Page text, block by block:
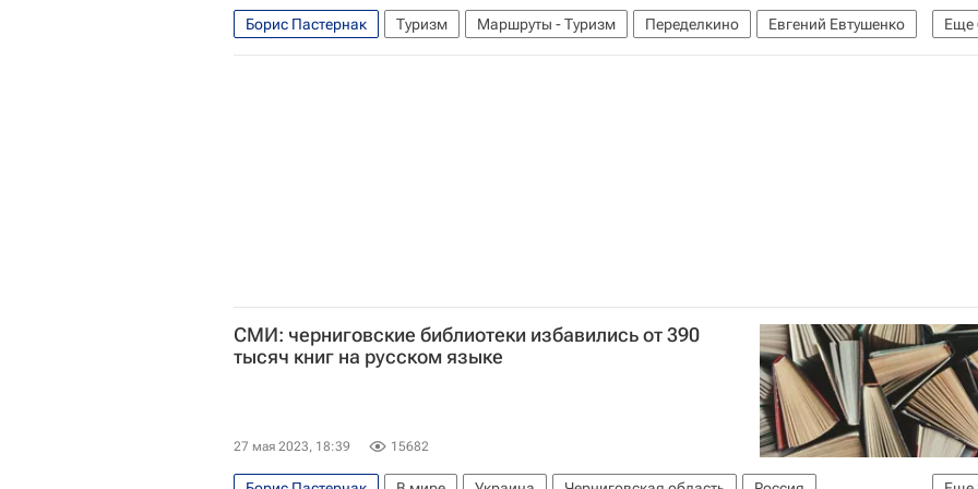
Еще
Борис Пастернак Туризм Маршруты - Туризм Переделкино
Евгений Евтушенко
Белла Ахмадулина
Достопримечательности отдых в России
куда сходить
СМИ: черниговские библиотеки избавились от 390
тысяч книг на русском языке
27 мая 2023, 18:39 15682